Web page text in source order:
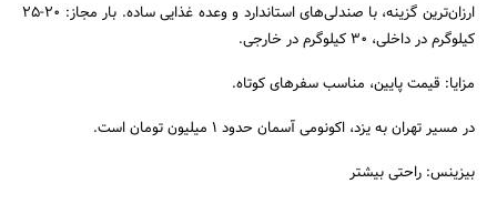
ارزان‌ترین گزینه، با صندلی‌های استاندارد و وعده غذایی ساده. بار مجاز: ۲۰-۲۵
کیلوگرم در داخلی، ۳۰ کیلوگرم در خارجی.
مزایا: قیمت پایین، مناسب سفرهای کوتاه.
در مسیر تهران به یزد، اکونومی آسمان حدود ۱ میلیون تومان است.
بیزینس: راحتی بیشتر